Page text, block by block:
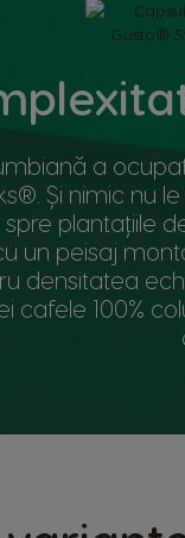
a
Și nimic nu
plantațiile
un peisaj
densitatea
cafele 100%